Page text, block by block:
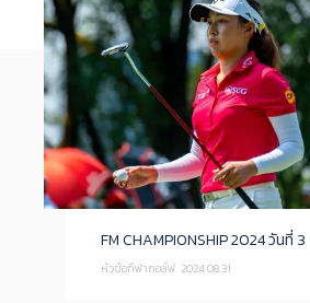
FM CHAMPIONSHIP 2024 วันที่ 3
หัวข้อกีฬากอล์ฟ 2024.08.31